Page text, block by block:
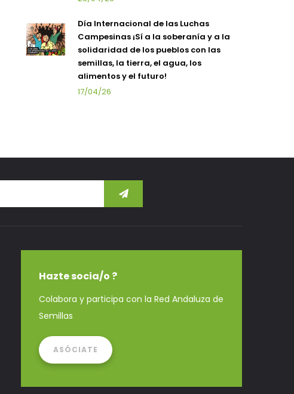
Día Internacional de las Luchas
Campesinas ¡Sí a la soberanía y a la
solidaridad de los pueblos con las
semillas, la tierra, el agua, los
alimentos y el futuro!
17/04/26
Hazte socia/o ?
Colabora y participa con la Red Andaluza de
Semillas
ASÓCIATE